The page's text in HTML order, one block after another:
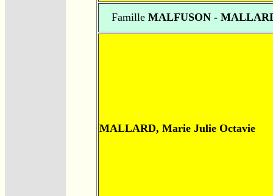
Famille MALFUSON -
MALLARD, Marie Julie Octavie